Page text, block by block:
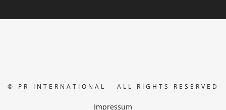
© PR-INTERNATIONAL - ALL RIGHTS RESERVED
Impressum